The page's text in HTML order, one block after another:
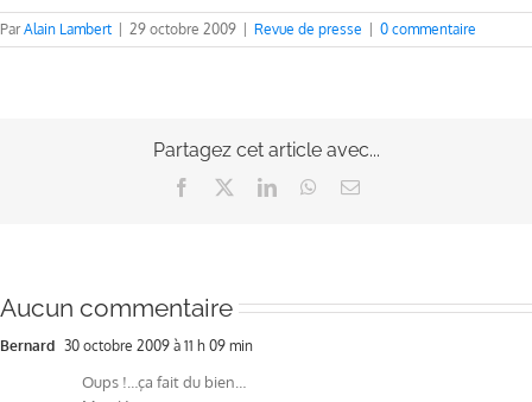
ParAlain Lambert 29 octobre 2009 Revue de presse 0 commentaire
Partagez cet article avec...
Facebook LinkedInWhatsApp
Email
Aucun commentaire
Bernard 30 octobre 2009 à 11 h 09 min
Oups !…ça fait du bien…